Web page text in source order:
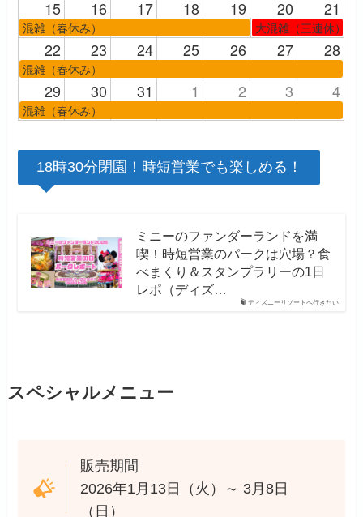
15 16 17 18 19 20 21
混雑（春休み） 大混雑（三連休）
22 23 24 25 26 27 28
混雑（春休み）
29 30 31 1 2 3 4
混雑（春休み）
18時30分閉園！時短営業でも楽しめる！
ディズニーリゾートへ行きたい
ミニーのファンダーランドを満
喫！時短営業のパークは穴場？食
べまくり＆スタンプラリーの1日
レポ（ディズ…
スペシャルメニュー
販売期間
2026年1月13日（火）～ 3月8日
（日）